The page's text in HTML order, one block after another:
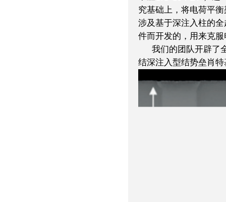
究基础上，将电荷平
涉及基于深注入柱的
件而开发的，用来克
我们的团队开辟了
结深注入型结势垒肖